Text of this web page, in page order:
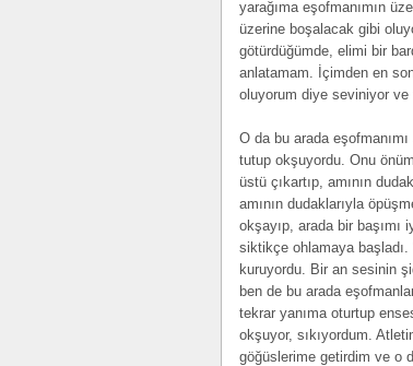
yarağıma eşofmanımın
üzerine boşalacak gibi
götürdüğümde, elimi bir
anlatamam. İçimden en
oluyorum diye seviniyor ve
O da bu arada eşofmanımı
tutup okşuyordu. Onu
üstü çıkartıp, amının
amının dudaklarıyla
okşayıp, arada bir başımı
siktikçe ohlamaya başladı.
kuruyordu. Bir an sesinin
ben de bu arada
tekrar yanıma oturtup
okşuyor, sıkıyordum.
göğüslerime getirdim ve o